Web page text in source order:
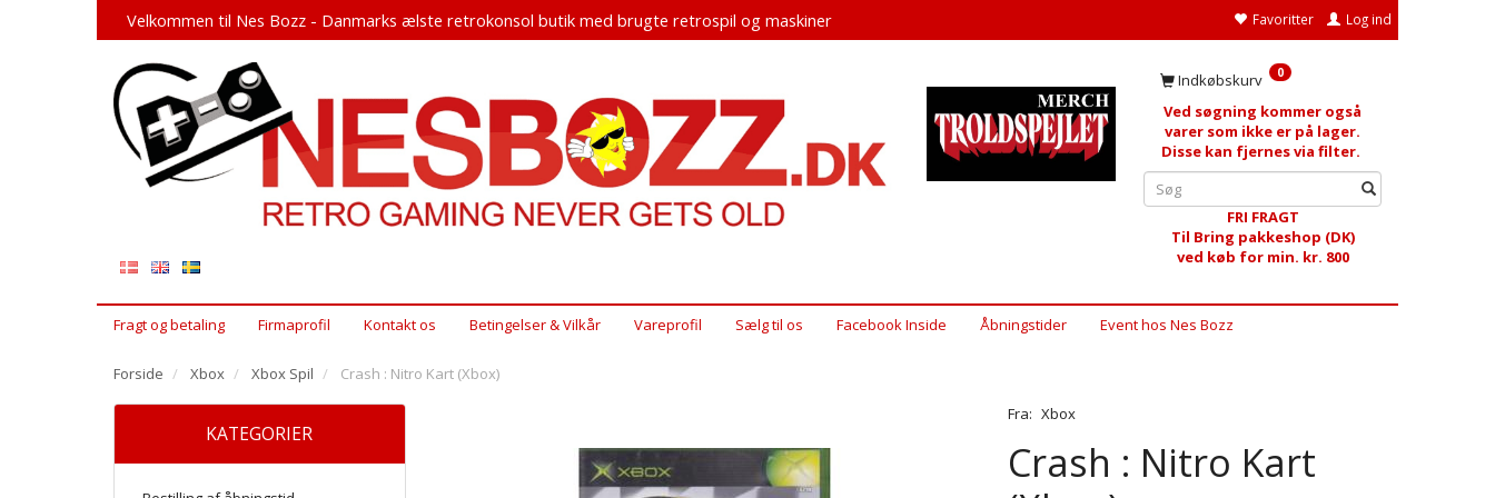
Favoritter Log ind
Velkommen til Nes Bozz - Danmarks ælste retrokonsol butik med brugte retrospil og maskiner
Indkøbskurv 0
Ved søgning kommer også
varer som ikke er på lager.
Disse kan fjernes via filter.
FRI FRAGT
Til Bring pakkeshop (DK)
ved køb for min. kr. 800
Fragt og betaling Firmaprofil Kontakt os Betingelser & Vilkår Vareprofil Sælg til os Facebook Inside Åbningstider Event hos Nes Bozz
Forside Xbox Xbox Spil Crash : Nitro Kart (Xbox)
KATEGORIER
Fra: Xbox
Crash : Nitro Kart